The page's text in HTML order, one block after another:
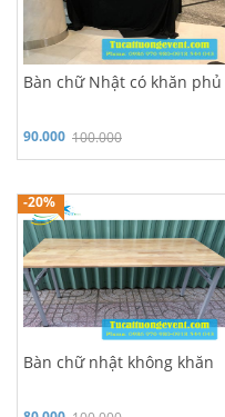
Bàn chữ Nhật có khăn phủ
100.000
90.000
Hỗ trợ 24/7: 0986 970
-20%
Bàn chữ nhật không khăn